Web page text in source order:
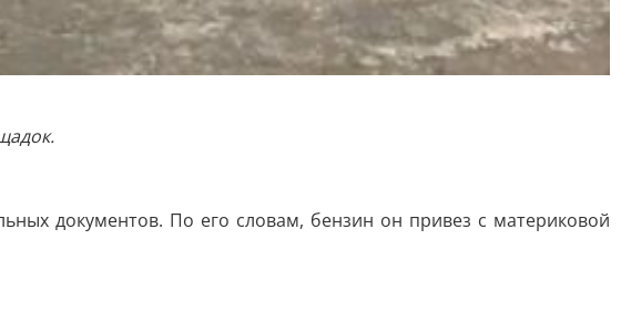
документов. По его словам, бензин он привез с материковой